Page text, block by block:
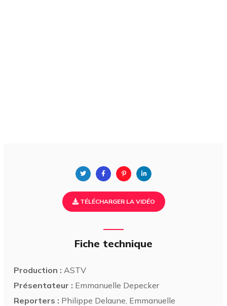
TÉLÉCHARGER LA VIDÉO
Fiche technique
Production : ASTV
Présentateur : Emmanuelle Depecker
Reporters : Philippe Delaune, Emmanuelle